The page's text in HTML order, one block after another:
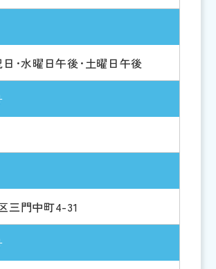
日･水曜日午後･土曜日午後
三門中町4-31